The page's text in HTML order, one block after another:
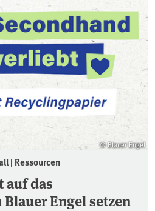
© Blauer Engel
| Ressourcen
auf das
Engel setzen